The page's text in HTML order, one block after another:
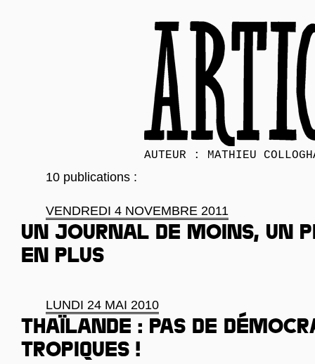
AUTEUR : MATHIEU
10 publications :
VENDREDI 4 NOVEMBRE 2011
Un journal de moins, un
en plus
LUNDI 24 MAI 2010
Thaïlande : pas de
tropiques !